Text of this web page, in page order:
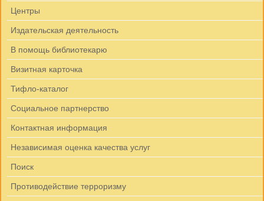
Центры
Издательская деятельность
В помощь библиотекарю
Визитная карточка
Тифло-каталог
Социальное партнерство
Контактная информация
Независимая оценка качества услуг
Поиск
Противодействие терроризму